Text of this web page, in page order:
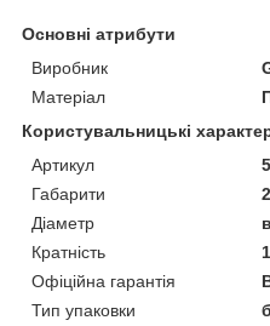
Основні атрибути
Виробник
Матеріал
Користувальницькі
Артикул
Габарити
Діаметр
Кратність
1
Офіційна гарантія
Тип упаковки